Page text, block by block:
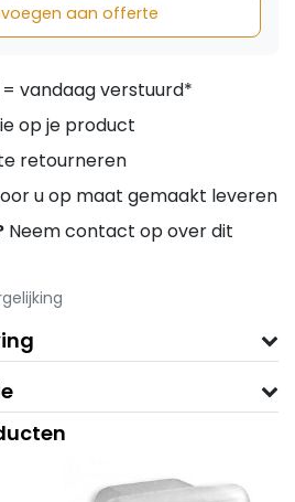
aan offerte
vandaag verstuurd*
op je product
retourneren
u op maat gemaakt leveren
Neem contact op over dit